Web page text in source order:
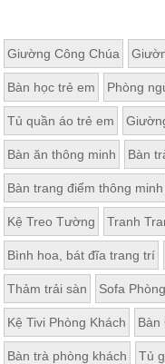
Giường Công Chúa
Bàn học trẻ em Phòng
Tủ quần áo trẻ em
Bàn ăn thông minh Bàn
Bàn trang điểm thông minh
Kệ Treo Tường Tranh
Bình hoa, bát đĩa trang trí
Thảm trải sàn Sofa
Kệ Tivi Phòng Khách Bàn
Bàn trà phòng khách Tủ